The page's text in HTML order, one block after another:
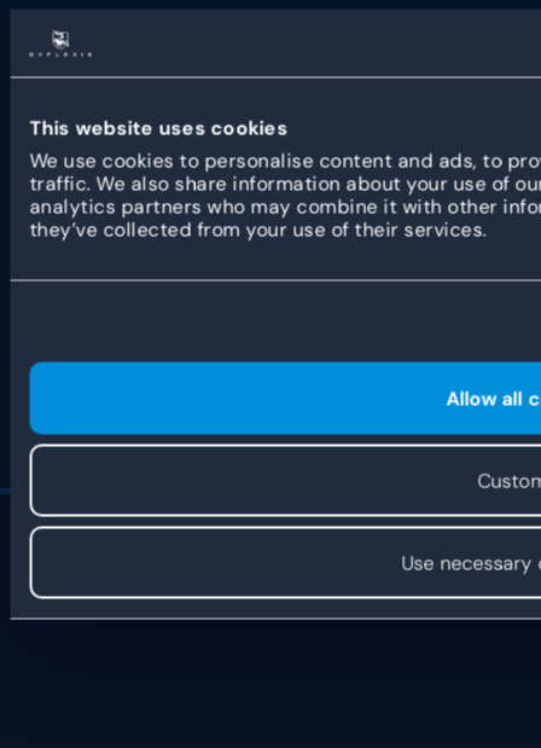
This website uses cookies
We use cookies to personalise content and ads, to
traffic. We also share information about your use of
analytics partners who may combine it with other
they’ve collected from your use of their services.
Allow all
Use necessary
Beveiliging
Developer Resources
PARTNERS
Programma
Partner portaal
Algemene voorwaarden Privacybeleid